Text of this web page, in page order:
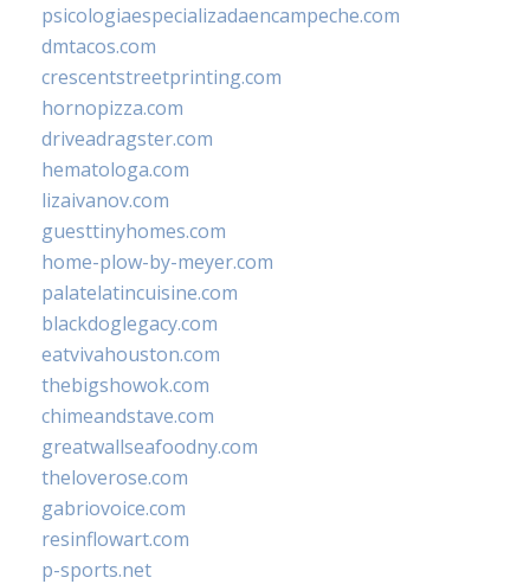
psicologiaespecializadaencampeche.com
dmtacos.com
crescentstreetprinting.com
hornopizza.com
driveadragster.com
hematologa.com
lizaivanov.com
guesttinyhomes.com
home-plow-by-meyer.com
palatelatincuisine.com
blackdoglegacy.com
eatvivahouston.com
thebigshowok.com
chimeandstave.com
greatwallseafoodny.com
theloverose.com
gabriovoice.com
resinflowart.com
p-sports.net